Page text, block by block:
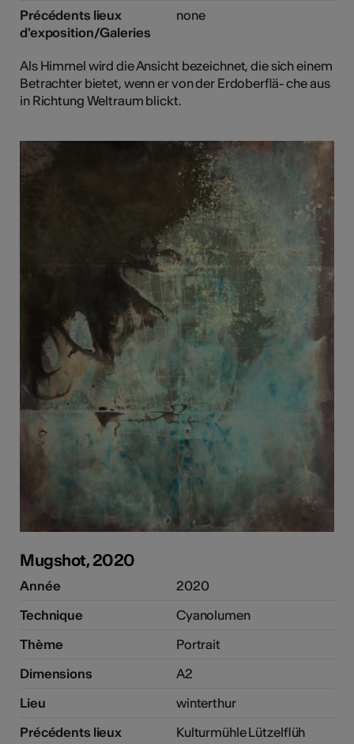
Précédents lieux
d'exposition/Galeries
none
Als Himmel wird die Ansicht bezeichnet, die sich einem
Betrachter bietet, wenn er von der Erdoberflä- che aus
in Richtung Weltraum blickt.
Mugshot, 2020
Année
2020
Technique
Cyanolumen
Thème
Portrait
Dimensions
A2
Lieu
winterthur
Précédents lieux
Kulturmühle Lützelflüh